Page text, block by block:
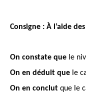
Consigne : À l’aide
On constate que le
On en déduit que le
On en conclut que le